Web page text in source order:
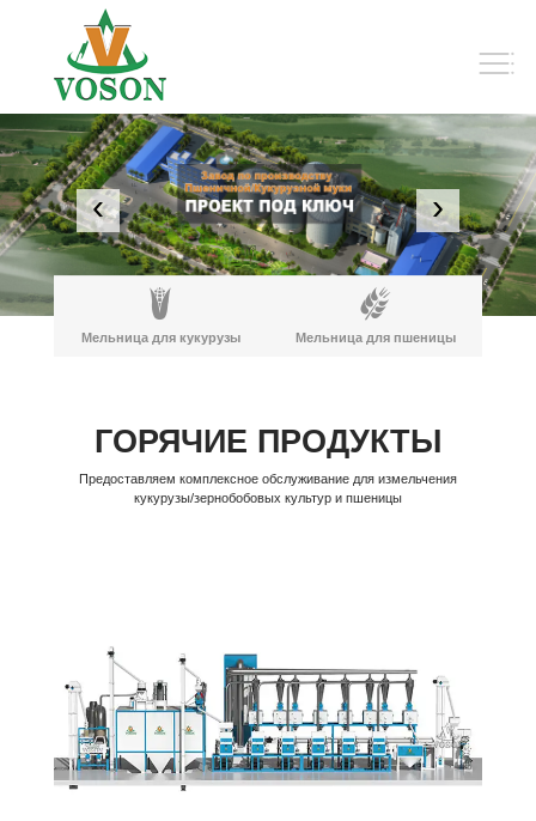
‹ ›
Мельница для кукурузы Мельница для пшеницы
ГОРЯЧИЕ ПРОДУКТЫ
Предоставляем комплексное обслуживание для измельчения
кукурузы/зернобобовых культур и пшеницы